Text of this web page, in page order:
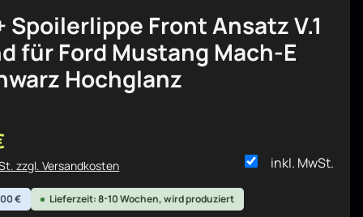
Spoilerlippe Front Ansatz V.1
für Ford Mustang Mach-E
Hochglanz
inkl. MwSt.
zzgl. Versandkosten
€ Lieferzeit: 8-10 Wochen, wird produziert